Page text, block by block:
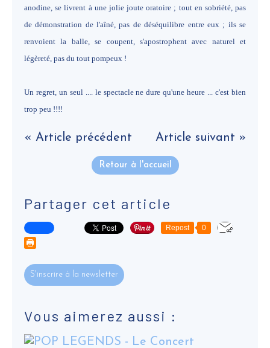
anodine, se livrent à une jolie joute oratoire ; tout en sobriété, pas
de démonstration de l'aîné, pas de déséquilibre entre eux ; ils se
renvoient la balle, se coupent, s'apostrophent avec naturel et
légèreté, pas du tout pompeux !
Un regret, un seul .... le spectacle ne dure qu'une heure ... c'est bien
trop peu !!!!
« Article précédent Article suivant »
Retour à l'accueil
Partager cet article
Repost 0
S'inscrire à la newsletter
Vous aimerez aussi :